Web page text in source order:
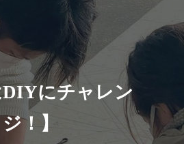
DIYにチャレン
ジ！】